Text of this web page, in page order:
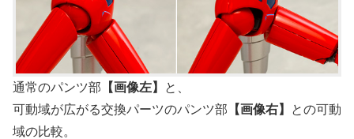
通常のパンツ部 【画像左】
と、
可動域が広がる交換パーツのパンツ部 【画像右】
との可動
域の比較。